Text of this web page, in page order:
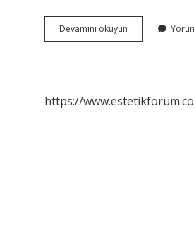
Devamını okuyun
Doğada
https://